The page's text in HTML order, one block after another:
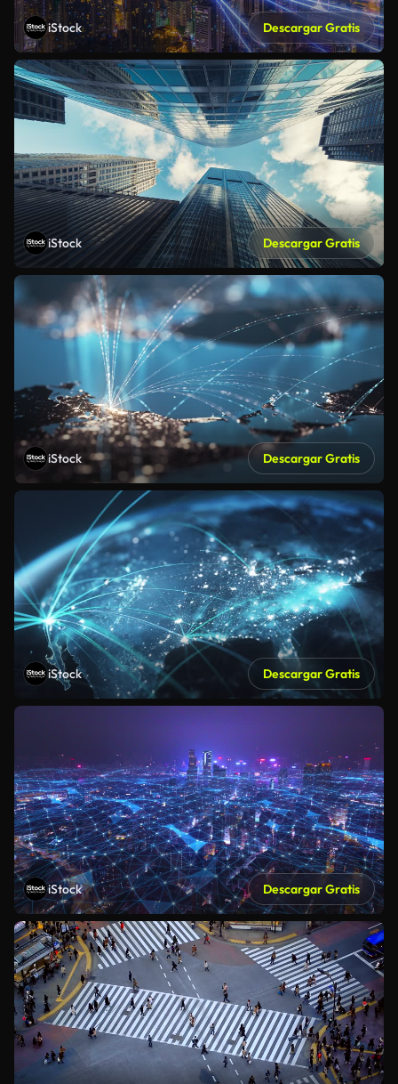
iStock Descargar Gratis
iStock Descargar Gratis
iStock Descargar Gratis
iStock Descargar Gratis
iStock Descargar Gratis